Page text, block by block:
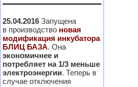
25.04.2016 Запущена
в производство новая
модификация инкубатора
БЛИЦ БАЗА. Она
экономичнее и
потребляет на 1/3 меньше
электроэнергии. Теперь в
случае отключения